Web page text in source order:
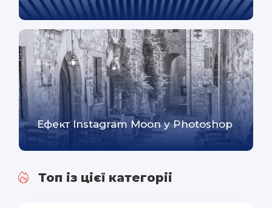
Ефект Instagram Moon у Photoshop
Топ із цієї категоріі